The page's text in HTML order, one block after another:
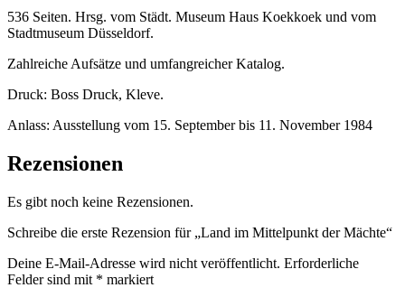
536 Seiten. Hrsg. vom Städt. Museum Haus Koekkoek und vom
Stadtmuseum Düsseldorf.
Zahlreiche Aufsätze und umfangreicher Katalog.
Druck: Boss Druck, Kleve.
Anlass: Ausstellung vom 15. September bis 11. November 1984
Rezensionen
Es gibt noch keine Rezensionen.
Schreibe die erste Rezension für „Land im Mittelpunkt der Mächte“
Deine E-Mail-Adresse wird nicht veröffentlicht. Erforderliche
Felder sind mit * markiert